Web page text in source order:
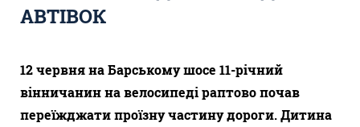
АВТІВОК
12 червня на Барському шосе 11-річний
вінничанин на велосипеді раптово почав
переїжджати проїзну частину дороги. Дитина